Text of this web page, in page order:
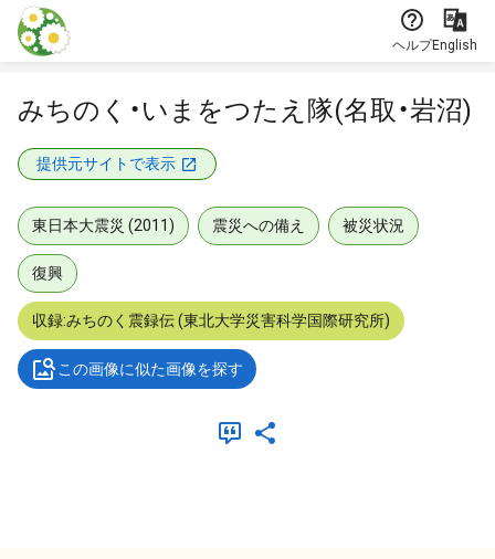
本文に飛ぶ
ヘルプEnglish
みちのく・いまをつたえ隊(名取・岩沼)
提供元サイトで表示
東日本大震災 (2011) 震災への備え 被災状況
復興
収録:みちのく震録伝 (東北大学災害科学国際研究所)
この画像に似た画像を探す